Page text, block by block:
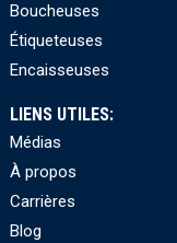
Boucheuses
Étiqueteuses
Encaisseuses
LIENS UTILES:
Médias
À propos
Carrières
Blog